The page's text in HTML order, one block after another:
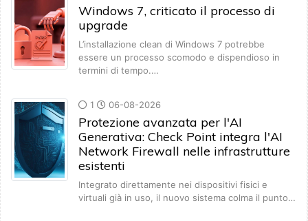
Windows 7, criticato il processo di
upgrade
L’installazione clean di Windows 7 potrebbe
essere un processo scomodo e dispendioso in
termini di tempo.…
1 06-08-2026
Protezione avanzata per l'AI
Generativa: Check Point integra l'AI
Network Firewall nelle infrastrutture
esistenti
Integrato direttamente nei dispositivi fisici e
virtuali già in uso, il nuovo sistema colma il punto…